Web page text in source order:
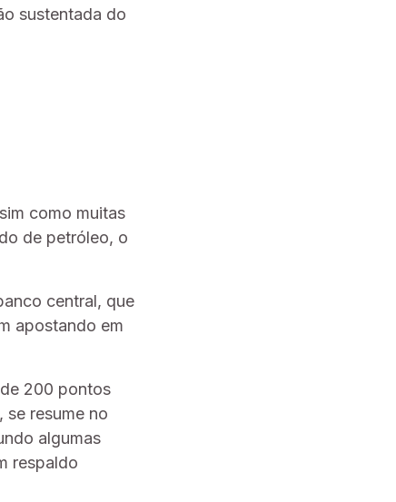
sustentada do
como muitas
de petróleo, o
central, que
apostando em
200 pontos
resume no
algumas
respaldo